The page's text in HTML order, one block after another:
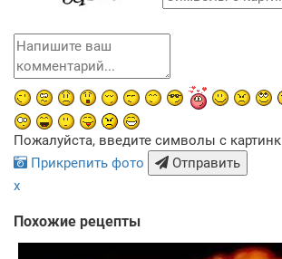
Пожалуйста, введите символы с
Прикрепить фото
Отправить
x
Похожие рецепты